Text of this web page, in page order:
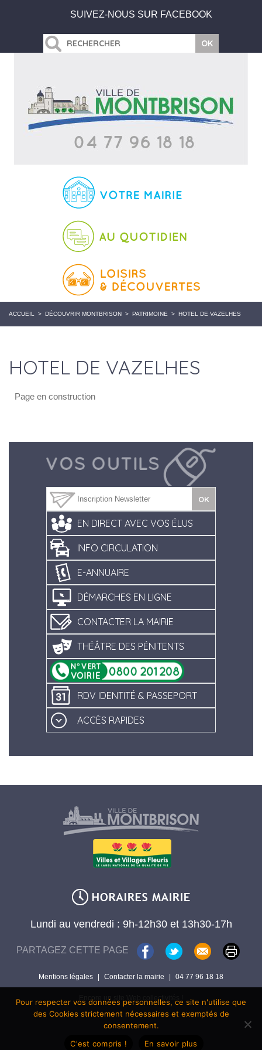
SUIVEZ-NOUS SUR FACEBOOK
ACCUEIL > DÉCOUVRIR MONTBRISON > PATRIMOINE > HOTEL DE VAZELHES
HOTEL DE VAZELHES
Page en construction
EN DIRECT AVEC VOS ÉLUS
INFO CIRCULATION
E-ANNUAIRE
DÉMARCHES EN LIGNE
CONTACTER LA MAIRIE
THÉÂTRE DES PÉNITENTS
RDV IDENTITÉ & PASSEPORT
ACCÈS RAPIDES
Lundi au vendredi : 9h-12h30 et 13h30-17h
PARTAGEZ CETTE PAGE
Mentions légales | Contacter la mairie | 04 77 96 18 18
Encore un site Web collectivités !
Pour respecter vos données personnelles, ce site n'utilise que
des Cookies strictement nécessaires et exemptés de
consentement.
C'est compris !
En savoir plus